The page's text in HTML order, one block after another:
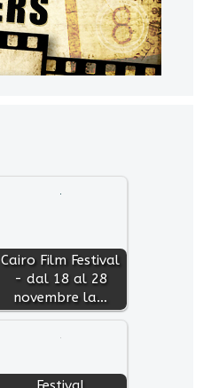
Cairo Film Festival
- dal 18 al 28
novembre la…